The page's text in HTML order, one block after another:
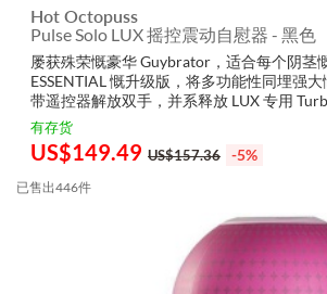
Hot Octopuss
Pulse Solo LUX 摇控震动自慰器 - 黑色
屡获殊荣慨豪华 Guybrator，适合每个阴茎
ESSENTIAL 慨升级版，将多功能性同埋强
带遥控器解放双手，并系释放 LUX 专用
坐下来，比PulsePlate 带您从松...
有存货
US$149.49 US$157.36 -5%
已售出446件